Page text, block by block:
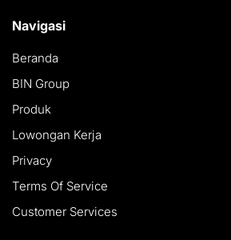
Navigasi
Beranda
BIN Group
Produk
Lowongan Kerja
Privacy
Terms Of Service
Customer Services